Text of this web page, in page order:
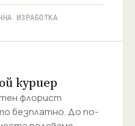
ИЗРАБОТКА
куриер
флорист
безплатно. До по-